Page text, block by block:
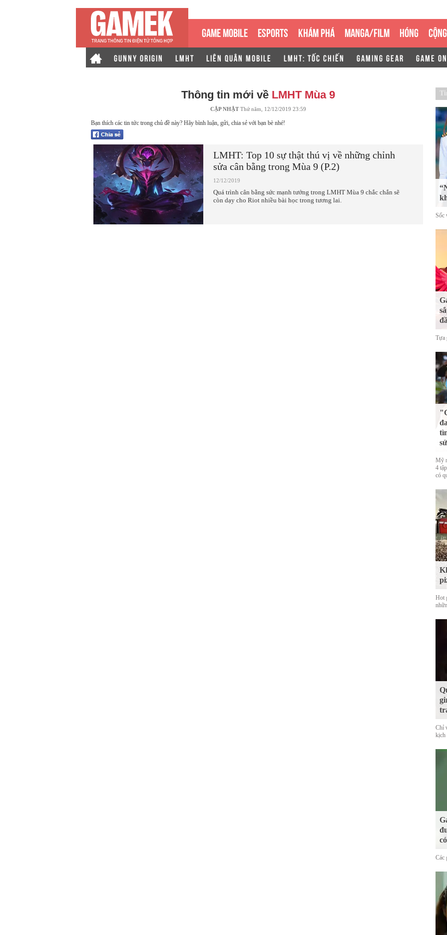
GAME MOBILE ESPORTS KHÁM PHÁ MANGA/FILM HÓNG
GUNNY ORIGIN LMHT LIÊN QUÂN MOBILE LMHT: TỐC CHIẾN GAMING GEAR GAME
Thông tin mới về LMHT Mùa 9
CẬP NHẬTThứ năm, 12/12/2019 23:59
Bạn thích các tin tức trong chủ đề này? Hãy bình luận, gửi, chia sẻ với bạn bè nhé!
LMHT: Top 10 sự thật thú vị về những chỉnh
sửa cân bằng trong Mùa 9 (P.2)
12/12/2019
Quá trình cân bằng sức mạnh tướng trong LMHT Mùa 9 chắc chắn sẽ
còn dạy cho Riot nhiều bài học trong tương lai.
Sốc
Tựa
Mỹ
4
có
Hot
Chỉ
kịch
Các